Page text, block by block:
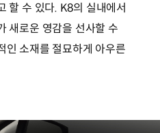
할 수 있다. K8의 실내에서
새로운 영감을 선사할 수
인 소재를 절묘하게 아우른